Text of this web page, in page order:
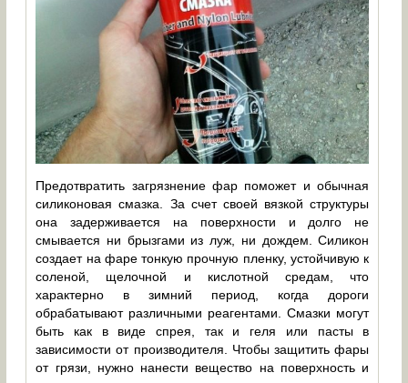
Предотвратить загрязнение фар поможет и обычная
силиконовая смазка. За счет своей вязкой структуры
она задерживается на поверхности и долго не
смывается ни брызгами из луж, ни дождем. Силикон
создает на фаре тонкую прочную пленку, устойчивую к
соленой, щелочной и кислотной средам, что
характерно в зимний период, когда дороги
обрабатывают различными реагентами. Смазки могут
быть как в виде спрея, так и геля или пасты в
зависимости от производителя. Чтобы защитить фары
от грязи, нужно нанести вещество на поверхность и